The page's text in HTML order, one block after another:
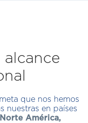
alcance
que nos hemos
nuestras en países
América,